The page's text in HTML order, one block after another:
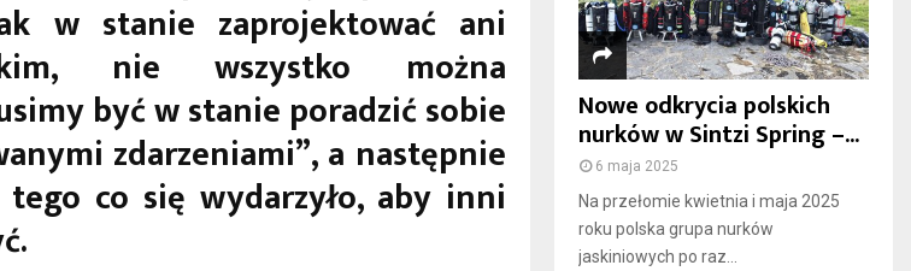
w stanie zaprojektować ani
nie wszystko można
być w stanie poradzić sobie
zdarzeniami”, a następnie
co się wydarzyło, aby inni
Nowe odkrycia polskich
nurków w Sintzi Spring –...
6 maja 2025
Na przełomie kwietnia i maja 2025
roku polska grupa nurków
jaskiniowych po raz...